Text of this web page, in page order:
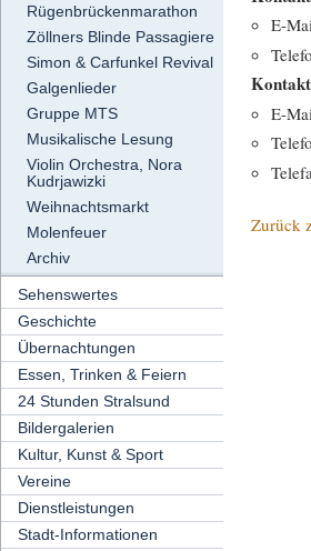
Rügenbrückenmarathon
Zöllners Blinde Passagiere
Simon & Carfunkel Revival
Galgenlieder
Gruppe MTS
Musikalische Lesung
Violin Orchestra, Nora
Kudrjawizki
Weihnachtsmarkt
Molenfeuer
Archiv
Sehenswertes
Geschichte
Übernachtungen
Essen, Trinken & Feiern
24 Stunden Stralsund
Bildergalerien
Kultur, Kunst & Sport
Vereine
Dienstleistungen
Stadt-Informationen
E-
E-
Zurück